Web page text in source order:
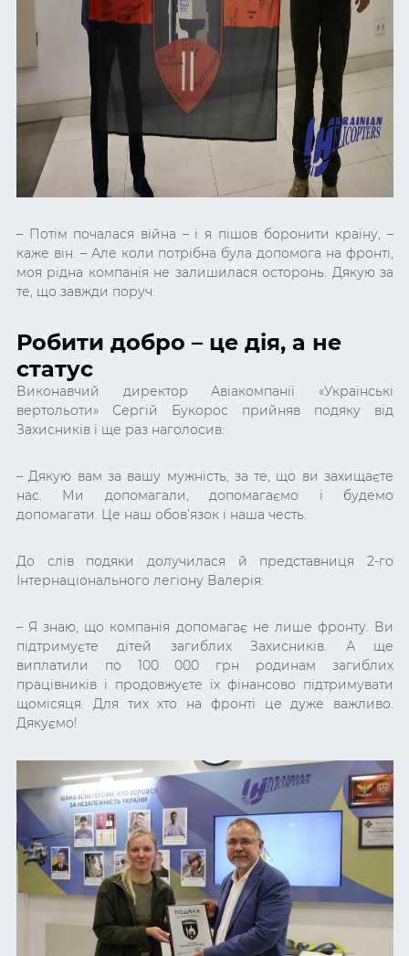
– Потім почалася війна – і я пішов боронити країну, –
каже він. – Але коли потрібна була допомога на фронті,
моя рідна компанія не залишилася осторонь. Дякую за
те, що завжди поруч.
Робити добро – це дія, а не
статус
Виконавчий директор Авіакомпанії «Українські
вертольоти» Сергій Букорос прийняв подяку від
Захисників і ще раз наголосив:
– Дякую вам за вашу мужність, за те, що ви захищаєте
нас. Ми допомагали, допомагаємо і будемо
допомагати. Це наш обов’язок і наша честь.
До слів подяки долучилася й представниця 2-го
Інтернаціонального легіону Валерія:
– Я знаю, що компанія допомагає не лише фронту. Ви
підтримуєте дітей загиблих Захисників. А ще
виплатили по 100 000 грн родинам загиблих
працівників і продовжуєте їх фінансово підтримувати
щомісяця. Для тих хто на фронті це дуже важливо.
Дякуємо!